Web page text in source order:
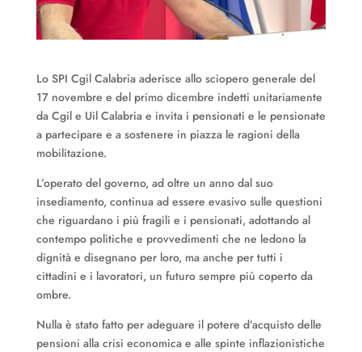
Lo SPI Cgil Calabria aderisce allo sciopero generale del
17 novembre e del primo dicembre indetti unitariamente
da Cgil e Uil Calabria e invita i pensionati e le pensionate
a partecipare e a sostenere in piazza le ragioni della
mobilitazione.
L’operato del governo, ad oltre un anno dal suo
insediamento, continua ad essere evasivo sulle questioni
che riguardano i più fragili e i pensionati, adottando al
contempo politiche e provvedimenti che ne ledono la
dignità e disegnano per loro, ma anche per tutti i
cittadini e i lavoratori, un futuro sempre più coperto da
ombre.
Nulla è stato fatto per adeguare il potere d’acquisto delle
pensioni alla crisi economica e alle spinte inflazionistiche